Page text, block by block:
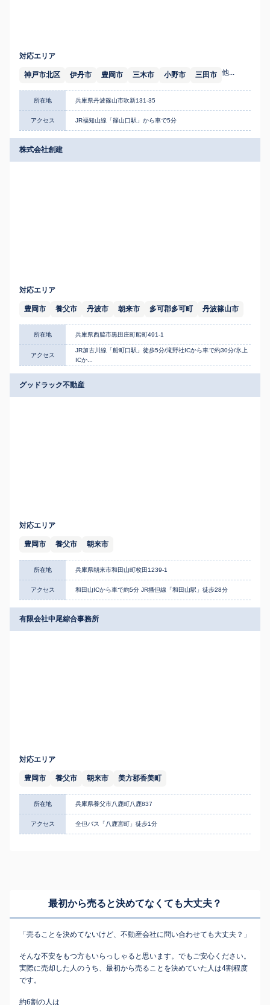
対応エリア
神戸市北区 伊丹市 豊岡市 三木市 小野市 三田市 他...
所在地 兵庫県丹波篠山市吹新131-35
アクセス JR福知山線「篠山口駅」から車で5分
株式会社創建
対応エリア
豊岡市 養父市 丹波市 朝来市 多可郡多可町 丹波篠山市
所在地 兵庫県西脇市黒田庄町船町491-1
アクセス
JR加古川線「船町口駅」徒歩5分/滝野社ICから車で約30分/氷上
ICか...
グッドラック不動産
対応エリア
豊岡市 養父市 朝来市
所在地 兵庫県朝来市和田山町枚田1239-1
アクセス 和田山ICから車で約5分 JR播但線「和田山駅」徒歩28分
有限会社中尾綜合事務所
対応エリア
豊岡市 養父市 朝来市 美方郡香美町
所在地 兵庫県養父市八鹿町八鹿837
アクセス 全但バス「八鹿宮町」徒歩1分
最初から売ると決めてなくても大丈夫？
「売ることを決めてないけど、不動産会社に問い合わせても大丈夫？」
そんな不安をもつ方もいらっしゃると思います。でもご安心ください。
実際に売却した人のうち、最初から売ることを決めていた人は4割程度
です。
約6割の人は